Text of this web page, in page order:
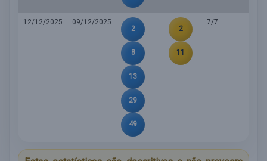
12/12/2025
09/12/2025
2
8
13
29
49
2
11
7/7